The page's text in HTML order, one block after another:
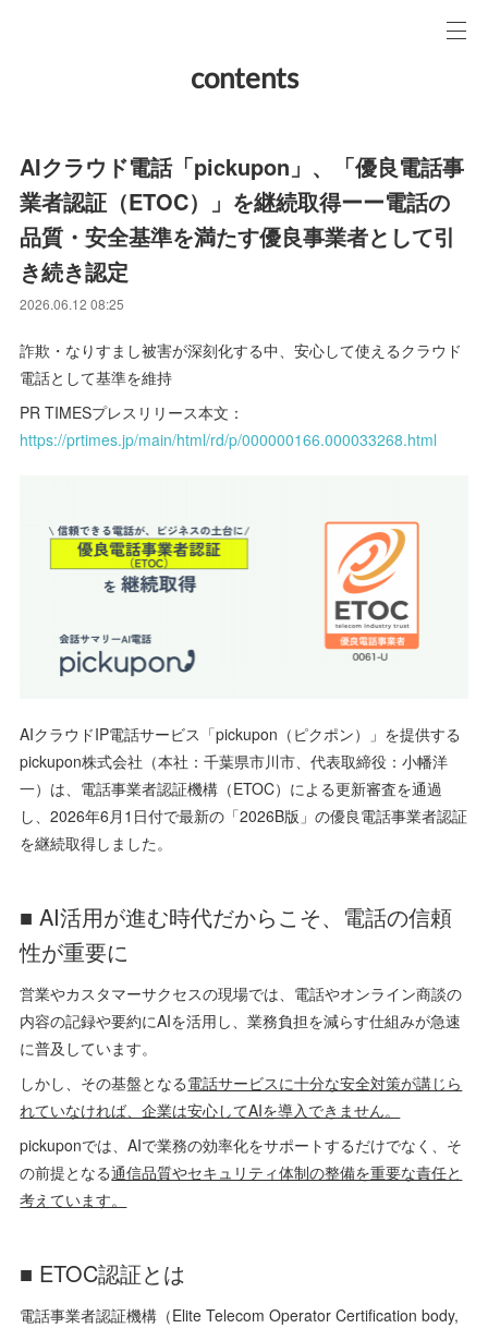
contents
AIクラウド電話「pickupon」、「優良電話事
業者認証（ETOC）」を継続取得ーー電話の
品質・安全基準を満たす優良事業者として引
き続き認定
2026.06.12 08:25
詐欺・なりすまし被害が深刻化する中、安心して使えるクラウド
電話として基準を維持
PR TIMESプレスリリース本文：
https://prtimes.jp/main/html/rd/p/000000166.000033268.html
AIクラウドIP電話サービス「pickupon（ピクポン）」を提供する
pickupon株式会社（本社：千葉県市川市、代表取締役：小幡洋
一）は、電話事業者認証機構（ETOC）による更新審査を通過
し、2026年6月1日付で最新の「2026B版」の優良電話事業者認証
を継続取得しました。
■ AI活用が進む時代だからこそ、電話の信頼
性が重要に
営業やカスタマーサクセスの現場では、電話やオンライン商談の
内容の記録や要約にAIを活用し、業務負担を減らす仕組みが急速
に普及しています。
しかし、その基盤となる電話サービスに十分な安全対策が講じら
れていなければ、企業は安心してAIを導入できません。
pickuponでは、AIで業務の効率化をサポートするだけでなく、そ
の前提となる通信品質やセキュリティ体制の整備を重要な責任と
考えています。
■ ETOC認証とは
電話事業者認証機構（Elite Telecom Operator Certification body,